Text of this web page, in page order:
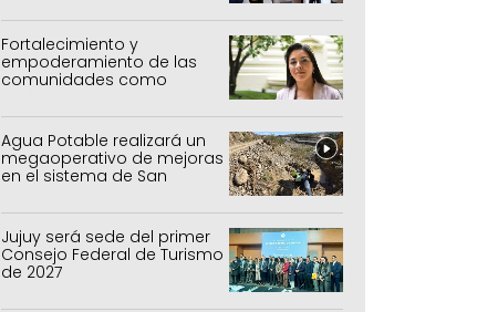
Fortalecimiento y
empoderamiento de las
comunidades como
Agua Potable realizará un
megaoperativo de mejoras
en el sistema de San
Jujuy será sede del primer
Consejo Federal de Turismo
de 2027